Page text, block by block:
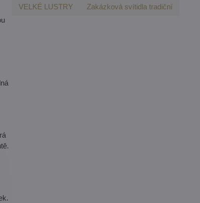
VELKÉ LUSTRY Zakázková svítidla tradiční